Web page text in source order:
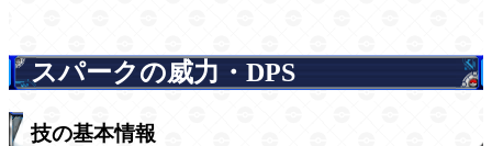
スパークの威力・DPS
技の基本情報